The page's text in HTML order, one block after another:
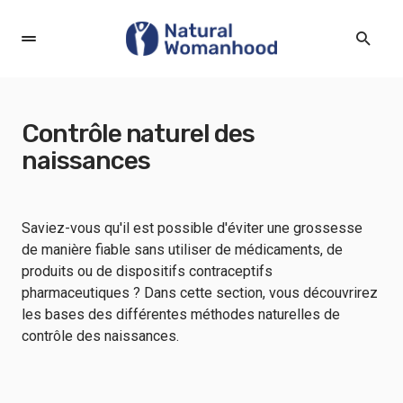
Contrôle naturel des
naissances
Saviez-vous qu'il est possible d'éviter une grossesse
de manière fiable sans utiliser de médicaments, de
produits ou de dispositifs contraceptifs
pharmaceutiques ? Dans cette section, vous découvrirez
les bases des différentes méthodes naturelles de
contrôle des naissances.